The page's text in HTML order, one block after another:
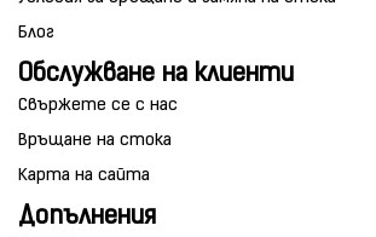
Блог
Обслужване на клиенти
Свържете се с нас
Връщане на стока
Карта на сайта
Допълнения